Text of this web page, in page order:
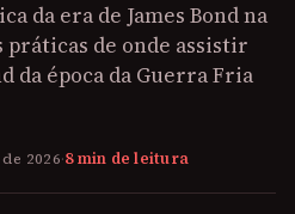
da era de James Bond na
de onde assistir
da época da Guerra Fria
2026·8 min de leitura